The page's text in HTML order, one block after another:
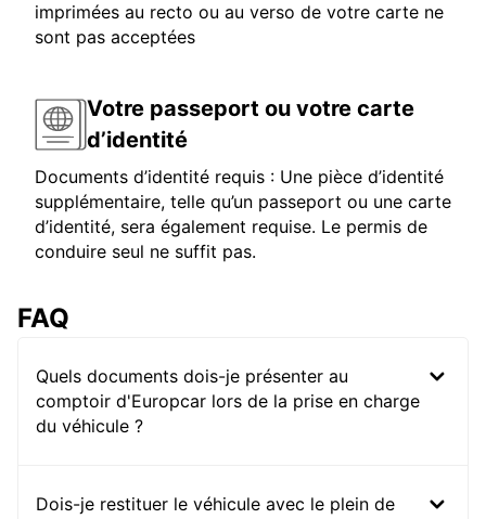
imprimées au recto ou au verso de votre carte ne
sont pas acceptées
Votre passeport ou votre carte
d’identité
Documents d’identité requis : Une pièce d’identité
supplémentaire, telle qu’un passeport ou une carte
d’identité, sera également requise. Le permis de
conduire seul ne suffit pas.
FAQ
Quels documents dois-je présenter au
comptoir d'Europcar lors de la prise en charge
du véhicule ?
Dois-je restituer le véhicule avec le plein de